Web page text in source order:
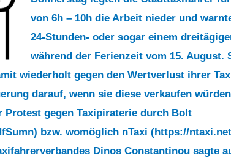
von 6h – 10h die Arbeit nieder und
24-Stunden- oder sogar einem
während der Ferienzeit vom 15. August.
wiederholt gegen den Wertverlust ihrer
darauf, wenn sie diese verkaufen
Protest gegen Taxipiraterie durch Bolt
bzw. womöglich nTaxi (https://
Dinos Constantinou sagte